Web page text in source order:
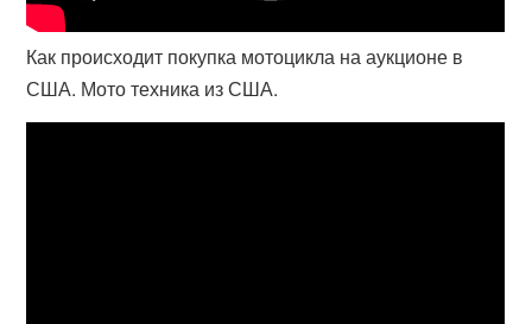
Как происходит покупка мотоцикла на аукционе в
США. Мото техника из США.